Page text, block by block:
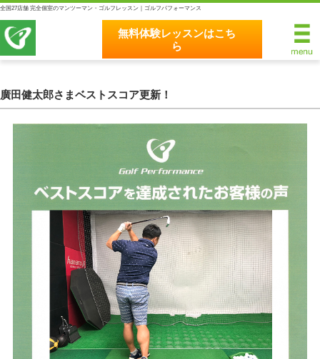
全国27店舗 完全個室のマンツーマン・ゴルフレッスン｜ゴルフパフォーマンス
無料体験レッスンはこち
ら
無料体験レッスンはこちら
完全個室マンツーマンレッスン
統一されたレッスン理論
最新のスイング解析システム
独自のコースティーチング
クラブフィッティングの５つのこだわり
全額返金保証
原田メソッド
廣田健太郎さまベストスコア更新！